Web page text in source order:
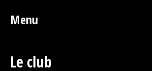
Menu
Le club